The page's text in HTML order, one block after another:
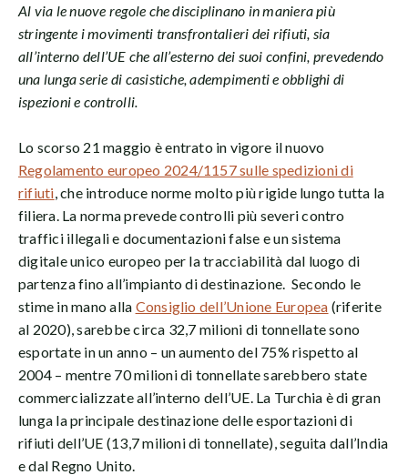
Al via le nuove regole che disciplinano in maniera più
stringente i movimenti transfrontalieri dei rifiuti, sia
all’interno dell’UE che all’esterno dei suoi confini, prevedendo
una lunga serie di casistiche, adempimenti e obblighi di
ispezioni e controlli.
Lo scorso 21 maggio è entrato in vigore il nuovo
Regolamento europeo 2024/1157 sulle spedizioni di
rifiuti, che introduce norme molto più rigide lungo tutta la
filiera. La norma prevede controlli più severi contro
traffici illegali e documentazioni false e un sistema
digitale unico europeo per la tracciabilità dal luogo di
partenza fino all’impianto di destinazione. Secondo le
stime in mano alla Consiglio dell’Unione Europea (riferite
al 2020), sarebbe circa 32,7 milioni di tonnellate sono
esportate in un anno – un aumento del 75% rispetto al
2004 – mentre 70 milioni di tonnellate sarebbero state
commercializzate all’interno dell’UE. La Turchia è di gran
lunga la principale destinazione delle esportazioni di
rifiuti dell’UE (13,7 milioni di tonnellate), seguita dall’India
e dal Regno Unito.